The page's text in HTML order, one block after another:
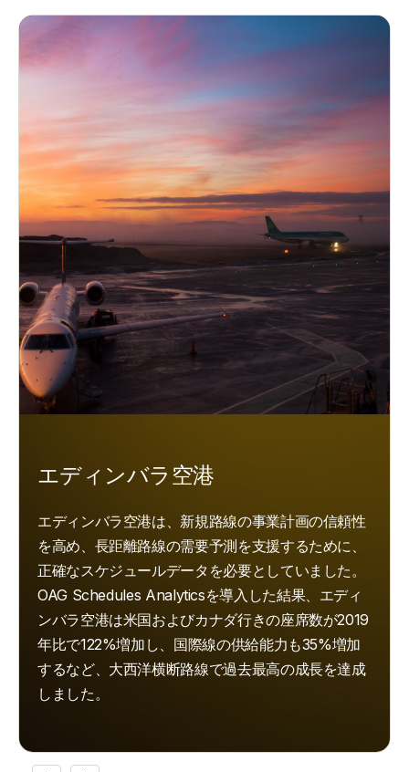
エディンバラ空港
エディンバラ空港は、新規路線の事業計画の信頼性
を高め、長距離路線の需要予測を支援するために、
正確なスケジュールデータを必要としていました。
OAG Schedules Analyticsを導入した結果、エディ
ンバラ空港は米国およびカナダ行きの座席数が2019
年比で122%増加し、国際線の供給能力も35%増加
するなど、大西洋横断路線で過去最高の成長を達成
しました。